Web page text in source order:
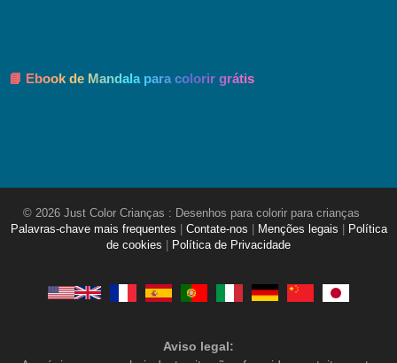
📘 Ebook de Mandala para colorir grátis
© 2026 Just Color Crianças : Desenhos para colorir para crianças
Palavras-chave mais frequentes
Contate-nos Menções legais
Política
de cookies
Política de Privacidade
Aviso legal: